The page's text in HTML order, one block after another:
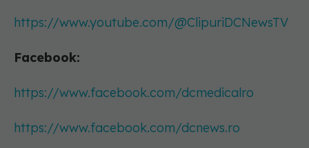
https://www.youtube.com/@ClipuriDCNewsTV
Facebook:
https://www.facebook.com/dcmedicalro
https://www.facebook.com/dcnews.ro